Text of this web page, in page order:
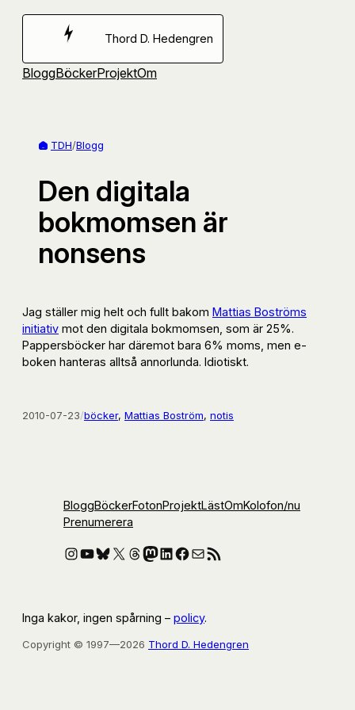
Hoppa
Thord D. Hedengren
BloggBöckerProjektOm
TDH/Blogg
Den digitala
bokmomsen är
nonsens
Jag ställer mig helt och fullt bakom Mattias Boströms
initiativ mot den digitala bokmomsen, som är 25%.
Pappersböcker har däremot bara 6% moms, men e-
boken hanteras alltså annorlunda. Idiotiskt.
2010-07-23/böcker, Mattias Boström, notis
BloggBöckerFotonProjektLästOmKolofon/nu
Prenumerera
Instagram
YouTube
Bluesky
X Threads
Mastodon
LinkedIn
Facebook
E-postRSS-flöde
Inga kakor, ingen spårning – policy.
Copyright © 1997—2026 Thord D. Hedengren